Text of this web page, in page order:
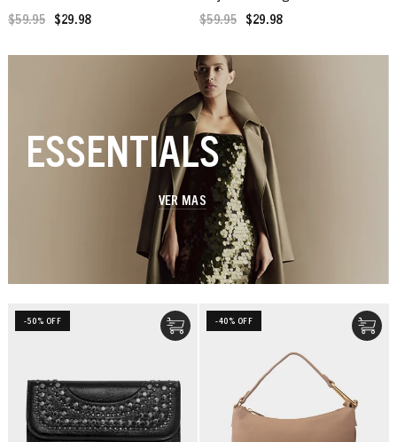
$59.95 $29.98
$59.95 $29.98
ESSENTIALS
VER MAS
-50% OFF -40% OFF